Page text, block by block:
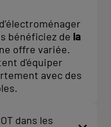
bénéficiez de la
offre variée.
d'équiper
avec des
dans les